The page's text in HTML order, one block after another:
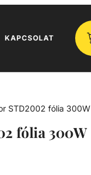
KAPCSOLAT
STD2002 fólia 300W
fólia 300W